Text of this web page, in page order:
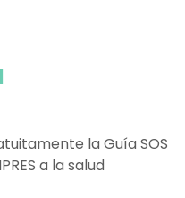
la Guía SOS
a la salud